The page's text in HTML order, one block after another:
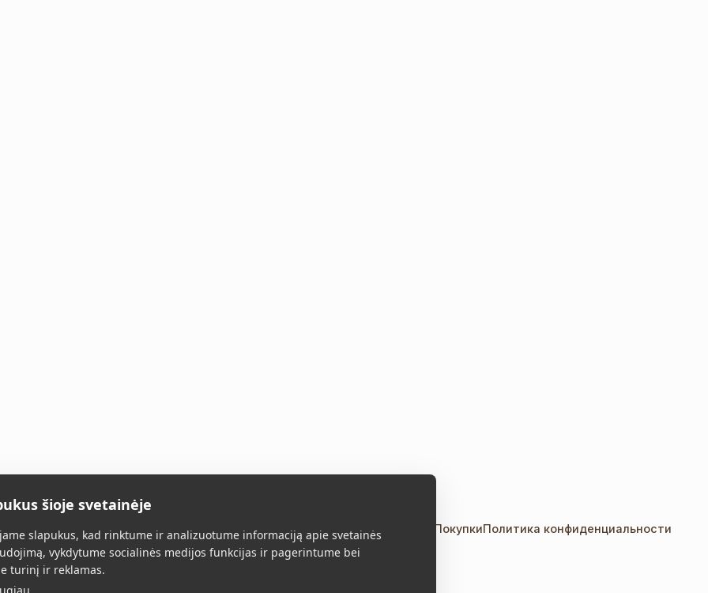
Главная Все товары О нас Контакты Правила ПокупкиПолитика конфиденциальности
šioje svetainėje
slapukus, kad rinktume ir analizuotume informaciją apie svetainės
vykdytume socialinės medijos funkcijas ir pagerintume bei
turinį ir reklamas.